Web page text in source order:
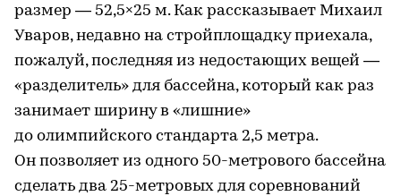
размер — 52,5×25 м. Как рассказывает Михаил
Уваров, недавно на стройплощадку приехала,
пожалуй, последняя из недостающих вещей —
«разделитель» для бассейна, который как раз
занимает ширину в «лишние»
до олимпийского стандарта 2,5 метра.
Он позволяет из одного 50-метрового бассейна
сделать два 25-метровых для соревнований